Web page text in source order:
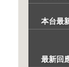
本台最
最新回